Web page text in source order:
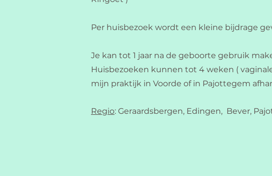
Per huisbezoek wordt een kleine bijdrage
Je kan tot 1 jaar na de geboorte gebruik
Huisbezoeken kunnen tot 4 weken (
mijn praktijk in Voorde of in Pajottegem
Regio: Geraardsbergen, Edingen, Bever,